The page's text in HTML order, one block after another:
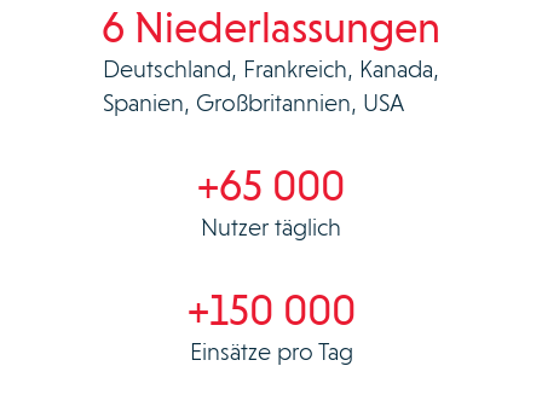
6 Niederlassungen
Deutschland, Frankreich, Kanada,
Spanien, Großbritannien, USA
+65 000
Nutzer täglich
+150 000
Einsätze pro Tag